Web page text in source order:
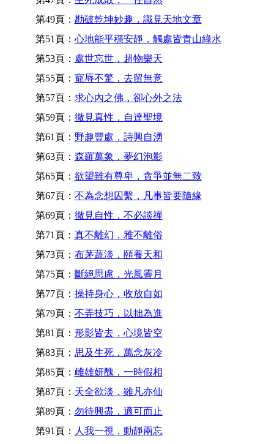
第49頁： 勘破乾坤妙趣，識見天地文章
第51頁： 心地能平穩安靜，觸處皆青山綠水
第53頁： 處世忘世，超物樂天
第55頁： 寵辱不驚，去留無意
第57頁： 求心內之佛，卻心外之法
第59頁： 徹見真性，自達聖境
第61頁： 野趣豐處，詩興自湧
第63頁： 森羅萬象，夢幻泡影
第65頁： 欲望雖有尊卑，貪爭並無二致
第67頁： 不為念想囚繫，凡事皆要隨緣
第69頁： 徹見自性，不必談禪
第71頁： 真不離幻，雅不離俗
第73頁： 布茅蔬淡，頤養天和
第75頁： 斷絕思慮，光風霽月
第77頁： 操持身心，收放自如
第79頁： 不弄技巧，以拙為進
第81頁： 形影皆去，心境皆空
第83頁： 思及生死，萬念灰冷
第85頁： 雌雄妍醜，一時假相
第87頁： 天全欲淡，雖凡亦仙
第89頁： 勿待興盡，適可而止
第91頁： 人我一視，動靜兩忘